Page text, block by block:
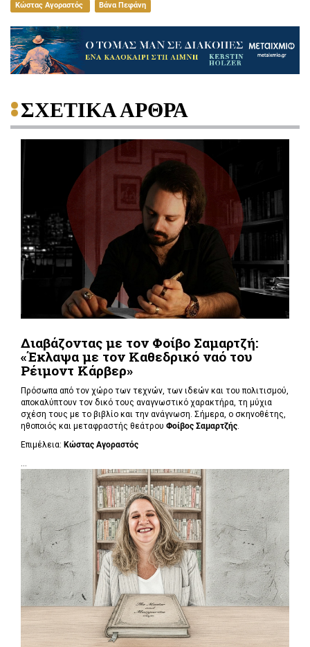
Κώστας Αγοραστός Βάνα Πεφάνη
ΣΧΕΤΙΚΑ ΑΡΘΡΑ
Διαβάζοντας με τον Φοίβο Σαμαρτζή:
«Έκλαψα με τον Καθεδρικό ναό του
Ρέιμοντ Κάρβερ»
Πρόσωπα από τον χώρο των τεχνών, των ιδεών και του πολιτισμού,
αποκαλύπτουν τον δικό τους αναγνωστικό χαρακτήρα, τη μύχια
σχέση τους με το βιβλίο και την ανάγνωση. Σήμερα, ο σκηνοθέτης,
ηθοποιός και μεταφραστής θεάτρου Φοίβος Σαμαρτζής
Επιμέλεια: Κώστας Αγοραστός
...